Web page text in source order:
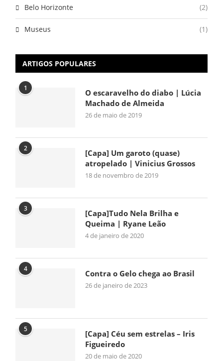
Belo Horizonte (2)
Museus (1)
ARTIGOS POPULARES
1
O escaravelho do diabo | Lúcia
Machado de Almeida
26 de maio de 2019
2
[Capa] Um garoto (quase)
atropelado | Vinicius Grossos
18 de novembro de 2019
3
[Capa]Tudo Nela Brilha e
Queima | Ryane Leão
4 de janeiro de 2020
4 Contra o Gelo chega ao Brasil
26 de janeiro de 2023
5
[Capa] Céu sem estrelas – Iris
Figueiredo
20 de maio de 2020